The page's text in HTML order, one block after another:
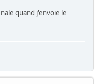
quand j'envoie le